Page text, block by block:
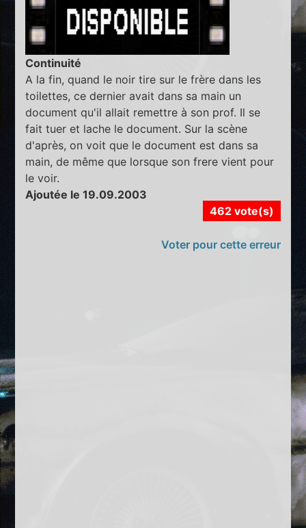
Continuité
A la fin, quand le noir tire sur le frère dans les
toilettes, ce dernier avait dans sa main un
document qu'il allait remettre à son prof. Il se
fait tuer et lache le document. Sur la scène
d'après, on voit que le document est dans sa
main, de même que lorsque son frere vient pour
le voir.
Ajoutée le 19.09.2003
462 vote(s)
Voter pour cette erreur